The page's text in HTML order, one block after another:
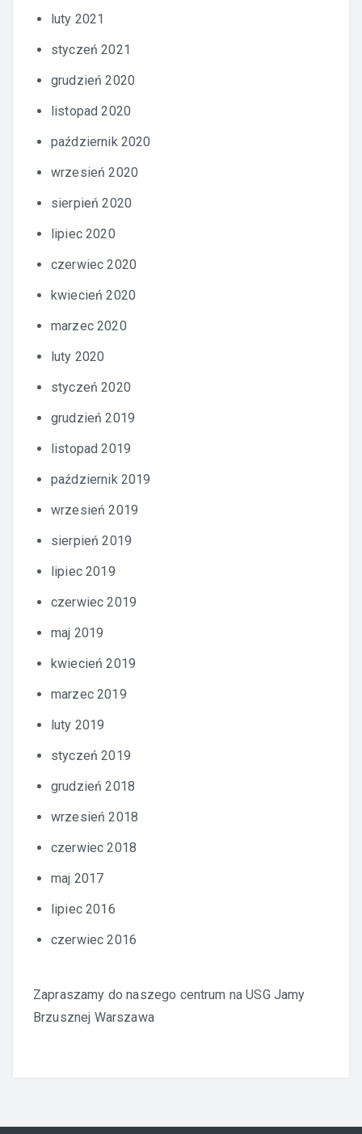
luty 2021
styczeń 2021
grudzień 2020
listopad 2020
październik 2020
wrzesień 2020
sierpień 2020
lipiec 2020
czerwiec 2020
kwiecień 2020
marzec 2020
luty 2020
styczeń 2020
grudzień 2019
listopad 2019
październik 2019
wrzesień 2019
sierpień 2019
lipiec 2019
czerwiec 2019
maj 2019
kwiecień 2019
marzec 2019
luty 2019
styczeń 2019
grudzień 2018
wrzesień 2018
czerwiec 2018
maj 2017
lipiec 2016
czerwiec 2016
Zapraszamy do naszego centrum naUSG Jamy
Brzusznej Warszawa